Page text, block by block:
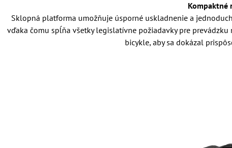
Kompaktné
Sklopná platforma umožňuje úsporné uskladnenie a
vďaka čomu spĺňa všetky legislatívne požiadavky pre
bicykle, aby sa dokázal